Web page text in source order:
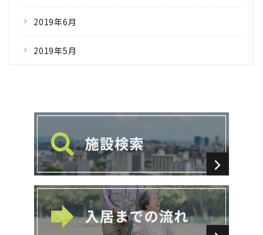
2019年6月
2019年5月